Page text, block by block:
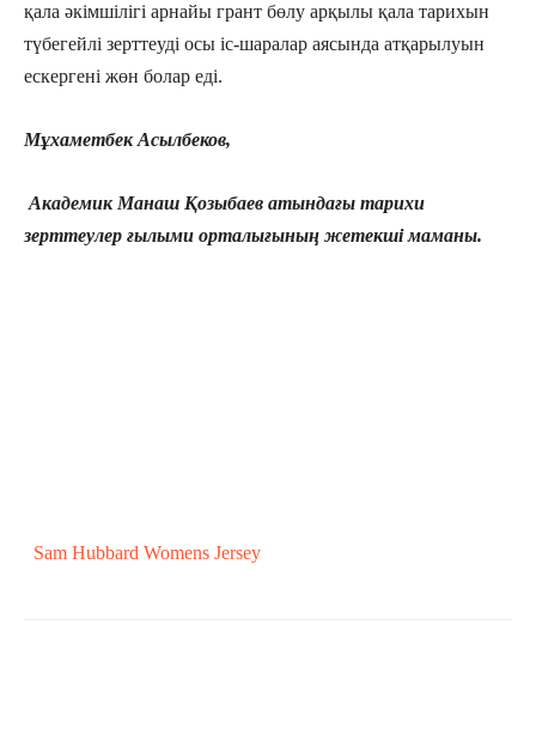
қала әкімшілігі арнайы грант бөлу арқылы қала тарихын
түбегейлі зерттеуді осы іс-шаралар аясында атқарылуын
ескергені жөн болар еді.
Мұхаметбек Асылбеков,
Академик Манаш Қозыбаев атындағы тарихи
зерттеулер ғылыми орталығының жетекші маманы.
Sam Hubbard Womens Jersey